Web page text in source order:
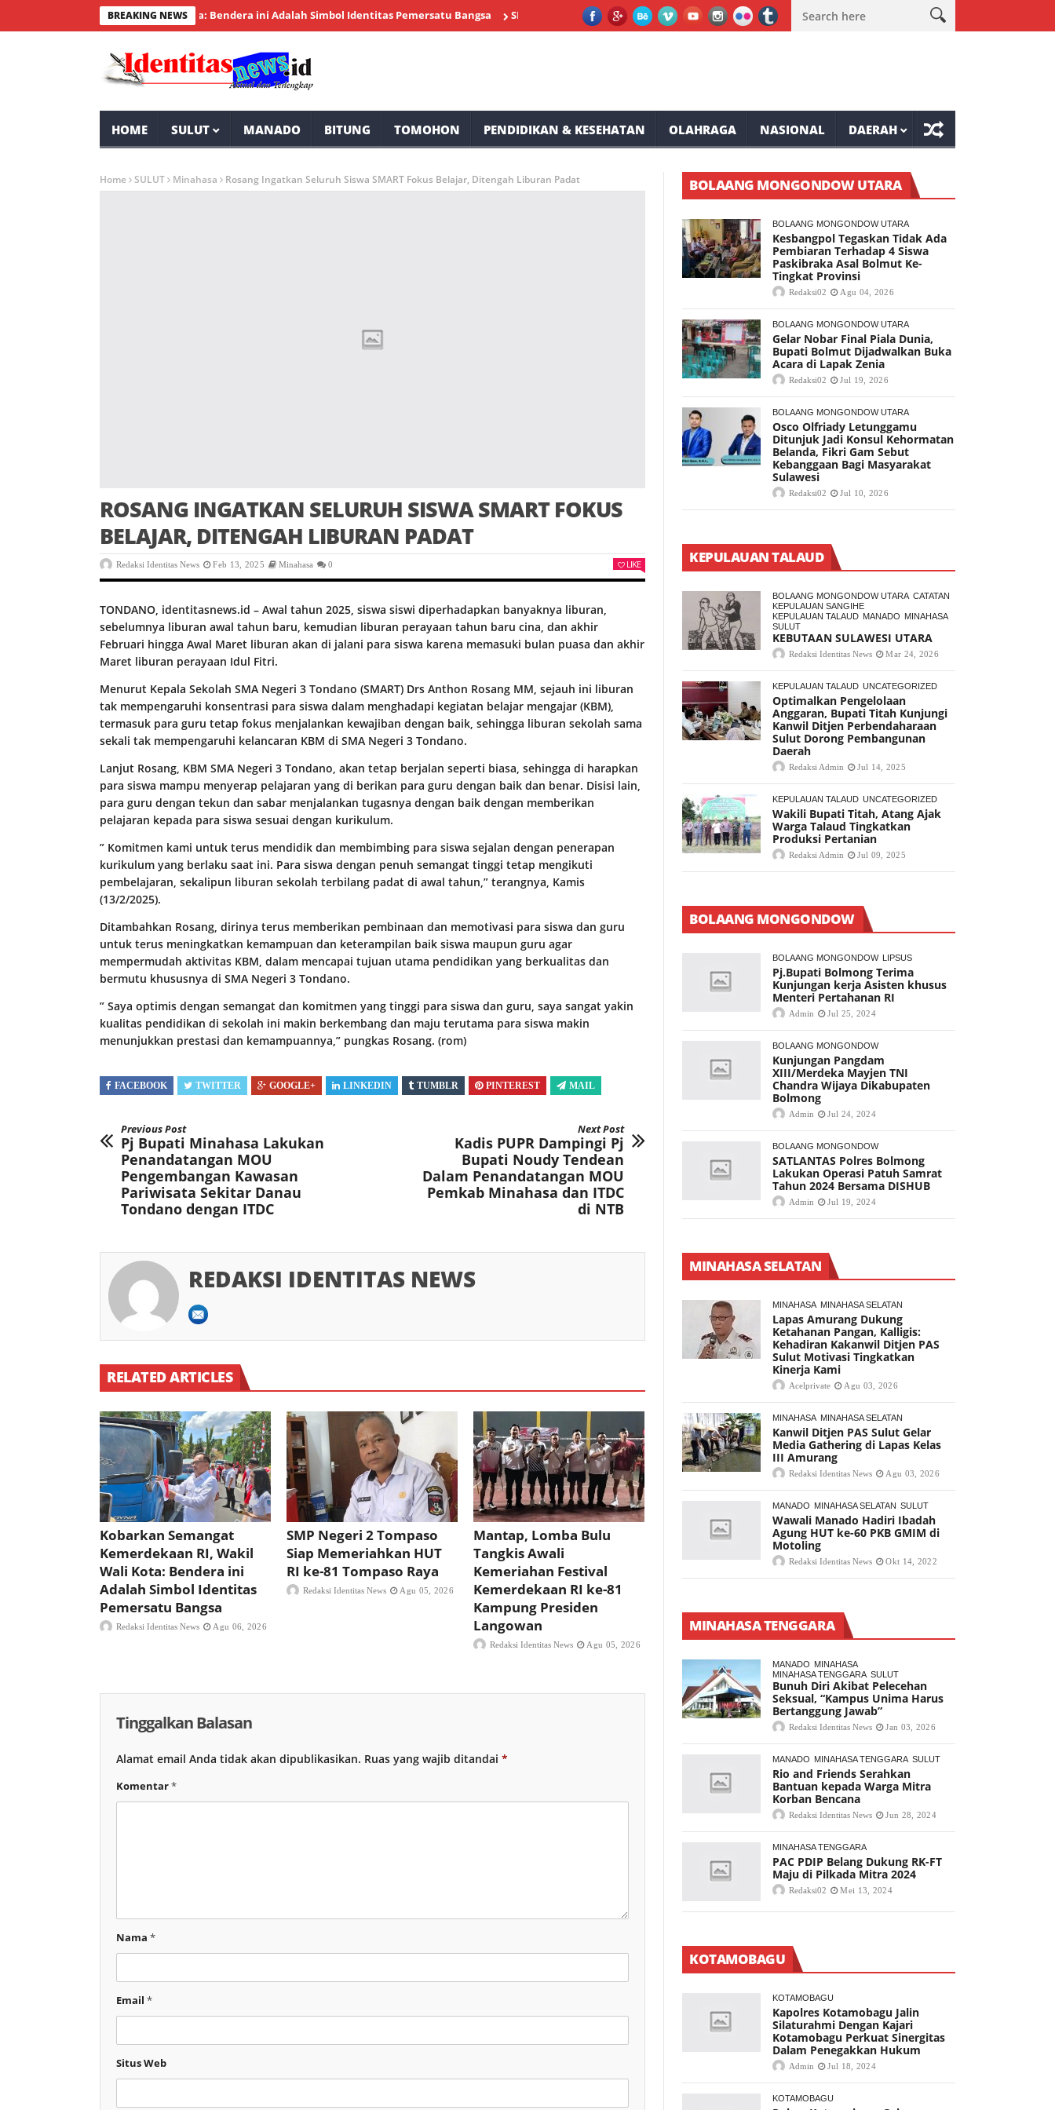
BREAKING NEWS
RI, Wakil Wali Kota: Bendera ini Adalah Simbol Identitas Pemersatu Bangsa SMP Negeri 2 Tompaso Siap Memeriahkan HUT RI ke-81 Tompaso Raya Mantap, Lomba Bulu Tangkis Awali
HOME SULUT MANADO BITUNG TOMOHON PENDIDIKAN & KESEHATAN OLAHRAGA NASIONAL DAERAH
Home SULUT Minahasa Rosang Ingatkan Seluruh Siswa SMART Fokus Belajar, Ditengah Liburan Padat
ROSANG INGATKAN SELURUH SISWA SMART FOKUS
BELAJAR, DITENGAH LIBURAN PADAT
Redaksi Identitas News Feb 13, 2025 Minahasa 0 LIKE
TONDANO, identitasnews.id – Awal tahun 2025, siswa siswi diperhadapkan banyaknya liburan,
sebelumnya liburan awal tahun baru, kemudian liburan perayaan tahun baru cina, dan akhir
Februari hingga Awal Maret liburan akan di jalani para siswa karena memasuki bulan puasa dan akhir
Maret liburan perayaan Idul Fitri.
Menurut Kepala Sekolah SMA Negeri 3 Tondano (SMART) Drs Anthon Rosang MM, sejauh ini liburan
tak mempengaruhi konsentrasi para siswa dalam menghadapi kegiatan belajar mengajar (KBM),
termasuk para guru tetap fokus menjalankan kewajiban dengan baik, sehingga liburan sekolah sama
sekali tak mempengaruhi kelancaran KBM di SMA Negeri 3 Tondano.
Lanjut Rosang, KBM SMA Negeri 3 Tondano, akan tetap berjalan seperti biasa, sehingga di harapkan
para siswa mampu menyerap pelajaran yang di berikan para guru dengan baik dan benar. Disisi lain,
para guru dengan tekun dan sabar menjalankan tugasnya dengan baik dengan memberikan
pelajaran kepada para siswa sesuai dengan kurikulum.
” Komitmen kami untuk terus mendidik dan membimbing para siswa sejalan dengan penerapan
kurikulum yang berlaku saat ini. Para siswa dengan penuh semangat tinggi tetap mengikuti
pembelajaran, sekalipun liburan sekolah terbilang padat di awal tahun,” terangnya, Kamis
(13/2/2025).
Ditambahkan Rosang, dirinya terus memberikan pembinaan dan memotivasi para siswa dan guru
untuk terus meningkatkan kemampuan dan keterampilan baik siswa maupun guru agar
mempermudah aktivitas KBM, dalam mencapai tujuan utama pendidikan yang berkualitas dan
bermutu khususnya di SMA Negeri 3 Tondano.
” Saya optimis dengan semangat dan komitmen yang tinggi para siswa dan guru, saya sangat yakin
kualitas pendidikan di sekolah ini makin berkembang dan maju terutama para siswa makin
menunjukkan prestasi dan kemampuannya,” pungkas Rosang. (rom)
FACEBOOK TWITTER GOOGLE+ LINKEDIN TUMBLR PINTEREST MAIL
Previous Post
Pj Bupati Minahasa Lakukan
Penandatangan MOU
Pengembangan Kawasan
Pariwisata Sekitar Danau
Tondano dengan ITDC
Next Post
Kadis PUPR Dampingi Pj
Bupati Noudy Tendean
Dalam Penandatangan MOU
Pemkab Minahasa dan ITDC
di NTB
REDAKSI IDENTITAS NEWS
RELATED ARTICLES
Kobarkan Semangat
Kemerdekaan RI, Wakil
Wali Kota: Bendera ini
Adalah Simbol Identitas
Pemersatu Bangsa
Redaksi Identitas News Agu 06, 2026
SMP Negeri 2 Tompaso
Siap Memeriahkan HUT
RI ke-81 Tompaso Raya
Redaksi Identitas News Agu 05, 2026
Mantap, Lomba Bulu
Tangkis Awali
Kemeriahan Festival
Kemerdekaan RI ke-81
Kampung Presiden
Langowan
Redaksi Identitas News Agu 05, 2026
Tinggalkan Balasan
Alamat email Anda tidak akan dipublikasikan. Ruas yang wajib ditandai *
Komentar*
Nama *
Email *
Situs Web
BOLAANG MONGONDOW UTARA
BOLAANG MONGONDOW UTARA
Kesbangpol Tegaskan Tidak Ada
Pembiaran Terhadap 4 Siswa
Paskibraka Asal Bolmut Ke-
Tingkat Provinsi
Redaksi02 Agu 04, 2026
BOLAANG MONGONDOW UTARA
Gelar Nobar Final Piala Dunia,
Bupati Bolmut Dijadwalkan Buka
Acara di Lapak Zenia
Redaksi02 Jul 19, 2026
BOLAANG MONGONDOW UTARA
Osco Olfriady Letunggamu
Ditunjuk Jadi Konsul Kehormatan
Belanda, Fikri Gam Sebut
Kebanggaan Bagi Masyarakat
Sulawesi
Redaksi02 Jul 10, 2026
KEPULAUAN TALAUD
BOLAANG MONGONDOW UTARA CATATAN
KEPULAUAN SANGIHE
KEPULAUAN TALAUD MANADO MINAHASA
SULUT
KEBUTAAN SULAWESI UTARA
Redaksi Identitas News Mar 24, 2026
KEPULAUAN TALAUD UNCATEGORIZED
Optimalkan Pengelolaan
Anggaran, Bupati Titah Kunjungi
Kanwil Ditjen Perbendaharaan
Sulut Dorong Pembangunan
Daerah
Redaksi Admin Jul 14, 2025
KEPULAUAN TALAUD UNCATEGORIZED
Wakili Bupati Titah, Atang Ajak
Warga Talaud Tingkatkan
Produksi Pertanian
Redaksi Admin Jul 09, 2025
BOLAANG MONGONDOW
BOLAANG MONGONDOW LIPSUS
Pj.Bupati Bolmong Terima
Kunjungan kerja Asisten khusus
Menteri Pertahanan RI
Admin Jul 25, 2024
BOLAANG MONGONDOW
Kunjungan Pangdam
XIII/Merdeka Mayjen TNI
Chandra Wijaya Dikabupaten
Bolmong
Admin Jul 24, 2024
BOLAANG MONGONDOW
SATLANTAS Polres Bolmong
Lakukan Operasi Patuh Samrat
Tahun 2024 Bersama DISHUB
Admin Jul 19, 2024
MINAHASA SELATAN
MINAHASA MINAHASA SELATAN
Lapas Amurang Dukung
Ketahanan Pangan, Kalligis:
Kehadiran Kakanwil Ditjen PAS
Sulut Motivasi Tingkatkan
Kinerja Kami
Acelprivate Agu 03, 2026
MINAHASA MINAHASA SELATAN
Kanwil Ditjen PAS Sulut Gelar
Media Gathering di Lapas Kelas
III Amurang
Redaksi Identitas News Agu 03, 2026
MANADO MINAHASA SELATAN SULUT
Wawali Manado Hadiri Ibadah
Agung HUT ke-60 PKB GMIM di
Motoling
Redaksi Identitas News Okt 14, 2022
MINAHASA TENGGARA
MANADO MINAHASA
MINAHASA TENGGARA SULUT
Bunuh Diri Akibat Pelecehan
Seksual, “Kampus Unima Harus
Bertanggung Jawab”
Redaksi Identitas News Jan 03, 2026
MANADO MINAHASA TENGGARA SULUT
Rio and Friends Serahkan
Bantuan kepada Warga Mitra
Korban Bencana
Redaksi Identitas News Jun 28, 2024
MINAHASA TENGGARA
PAC PDIP Belang Dukung RK-FT
Maju di Pilkada Mitra 2024
Redaksi02 Mei 13, 2024
KOTAMOBAGU
KOTAMOBAGU
Kapolres Kotamobagu Jalin
Silaturahmi Dengan Kajari
Kotamobagu Perkuat Sinergitas
Dalam Penegakkan Hukum
Admin Jul 18, 2024
KOTAMOBAGU